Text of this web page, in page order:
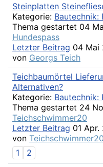
Steinplatten
Kategorie: Bautechnik:
Thema gestartet 04
Hundespass
Letzter Beitrag 04 Mai
von Georgs Teich
Teichbaumörtel
Alternativen?
Kategorie: Bautechnik:
Thema gestartet 24
Teichschwimmer20
Letzter Beitrag 01 Apr.
von Teichschwimmer20
1
2